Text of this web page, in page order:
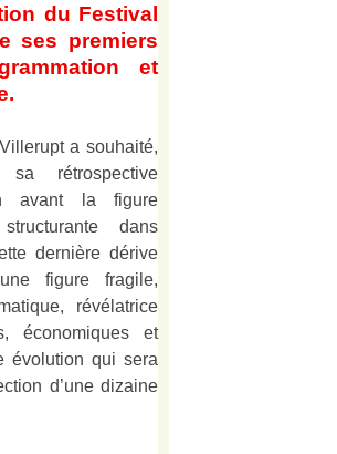
du Festival
ses premiers
et
.
a souhaité,
rétrospective
avant la figure
dans
dernière dérive
figure fragile,
révélatrice
économiques et
évolution qui sera
d’une dizaine